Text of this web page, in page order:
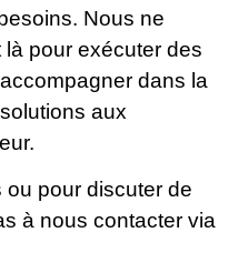
Nous ne
pour exécuter des
dans la
aux
ou pour discuter de
à nous contacter via